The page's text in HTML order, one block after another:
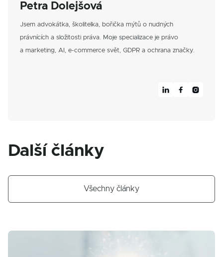
Petra Dolejšová
Jsem advokátka, školitelka, bořička mýtů o nudných
právnících a složitosti práva. Moje specializace je právo
a marketing, AI, e-commerce svět, GDPR a ochrana značky.
  
Další články
Všechny články